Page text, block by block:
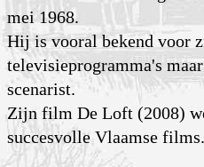
mei 1968.
Hij is vooral bekend voor
televisieprogramma's
scenarist.
Zijn film De Loft (2008)
succesvolle Vlaamse films.